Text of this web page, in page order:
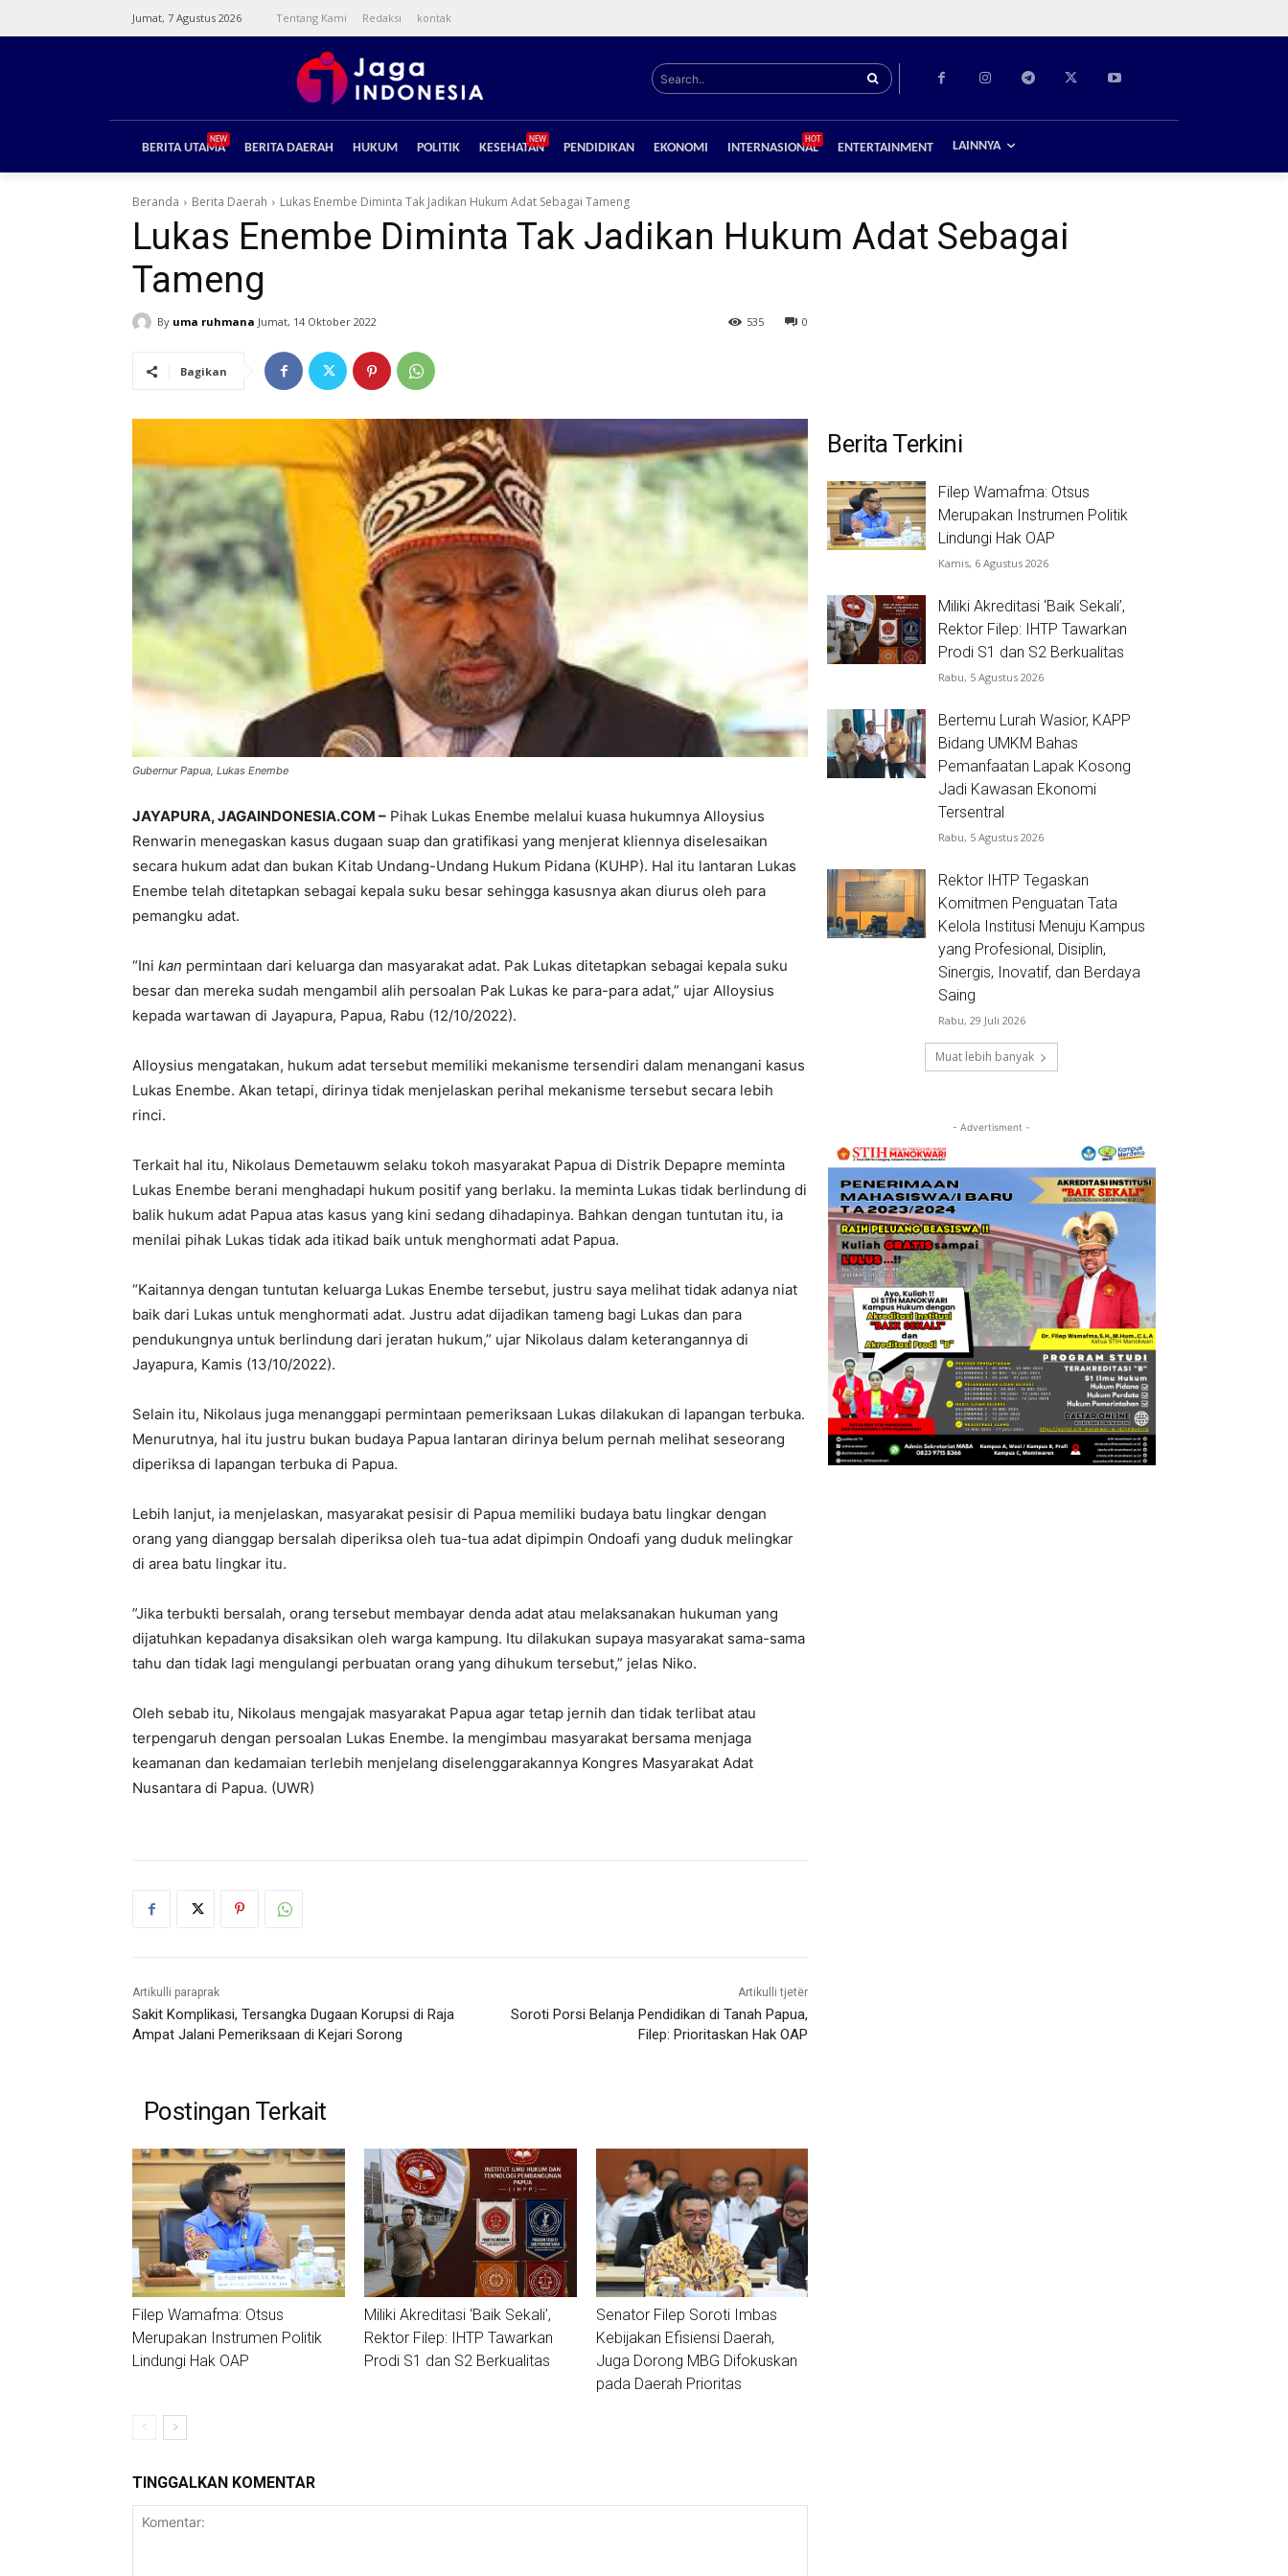
Jumat, 7 Agustus 2026 Tentang Kami Redaksi kontak
Search..
BERITA UTAMA
NEW
BERITA DAERAH HUKUM POLITIK KESEHATAN
NEW
PENDIDIKAN EKONOMI INTERNASIONAL
HOT
ENTERTAINMENT LAINNYA
Beranda Berita Daerah Lukas Enembe Diminta Tak Jadikan Hukum Adat Sebagai Tameng
Lukas Enembe Diminta Tak Jadikan Hukum Adat Sebagai
Tameng
By uma ruhmana Jumat, 14 Oktober 2022 0
535
Bagikan
Gubernur Papua, Lukas Enembe
JAYAPURA, JAGAINDONESIA.COM – Pihak Lukas Enembe melalui kuasa hukumnya Alloysius
Renwarin menegaskan kasus dugaan suap dan gratifikasi yang menjerat kliennya diselesaikan
secara hukum adat dan bukan Kitab Undang-Undang Hukum Pidana (KUHP). Hal itu lantaran Lukas
Enembe telah ditetapkan sebagai kepala suku besar sehingga kasusnya akan diurus oleh para
pemangku adat.
“Ini kan permintaan dari keluarga dan masyarakat adat. Pak Lukas ditetapkan sebagai kepala suku
besar dan mereka sudah mengambil alih persoalan Pak Lukas ke para-para adat,” ujar Alloysius
kepada wartawan di Jayapura, Papua, Rabu (12/10/2022).
Alloysius mengatakan, hukum adat tersebut memiliki mekanisme tersendiri dalam menangani kasus
Lukas Enembe. Akan tetapi, dirinya tidak menjelaskan perihal mekanisme tersebut secara lebih
rinci.
Terkait hal itu, Nikolaus Demetauwm selaku tokoh masyarakat Papua di Distrik Depapre meminta
Lukas Enembe berani menghadapi hukum positif yang berlaku. Ia meminta Lukas tidak berlindung di
balik hukum adat Papua atas kasus yang kini sedang dihadapinya. Bahkan dengan tuntutan itu, ia
menilai pihak Lukas tidak ada itikad baik untuk menghormati adat Papua.
“Kaitannya dengan tuntutan keluarga Lukas Enembe tersebut, justru saya melihat tidak adanya niat
baik dari Lukas untuk menghormati adat. Justru adat dijadikan tameng bagi Lukas dan para
pendukungnya untuk berlindung dari jeratan hukum,” ujar Nikolaus dalam keterangannya di
Jayapura, Kamis (13/10/2022).
Selain itu, Nikolaus juga menanggapi permintaan pemeriksaan Lukas dilakukan di lapangan terbuka.
Menurutnya, hal itu justru bukan budaya Papua lantaran dirinya belum pernah melihat seseorang
diperiksa di lapangan terbuka di Papua.
Lebih lanjut, ia menjelaskan, masyarakat pesisir di Papua memiliki budaya batu lingkar dengan
orang yang dianggap bersalah diperiksa oleh tua-tua adat dipimpin Ondoafi yang duduk melingkar
di area batu lingkar itu.
”Jika terbukti bersalah, orang tersebut membayar denda adat atau melaksanakan hukuman yang
dijatuhkan kepadanya disaksikan oleh warga kampung. Itu dilakukan supaya masyarakat sama-sama
tahu dan tidak lagi mengulangi perbuatan orang yang dihukum tersebut,” jelas Niko.
Oleh sebab itu, Nikolaus mengajak masyarakat Papua agar tetap jernih dan tidak terlibat atau
terpengaruh dengan persoalan Lukas Enembe. Ia mengimbau masyarakat bersama menjaga
keamanan dan kedamaian terlebih menjelang diselenggarakannya Kongres Masyarakat Adat
Nusantara di Papua. (UWR)
Artikulli paraprak
Sakit Komplikasi, Tersangka Dugaan Korupsi di Raja
Ampat Jalani Pemeriksaan di Kejari Sorong
Artikulli tjetër
Soroti Porsi Belanja Pendidikan di Tanah Papua,
Filep: Prioritaskan Hak OAP
Postingan Terkait
Filep Wamafma: Otsus
Merupakan Instrumen Politik
Lindungi Hak OAP
Miliki Akreditasi ‘Baik Sekali’,
Rektor Filep: IHTP Tawarkan
Prodi S1 dan S2 Berkualitas
Senator Filep Soroti Imbas
Kebijakan Efisiensi Daerah,
Juga Dorong MBG Difokuskan
pada Daerah Prioritas
TINGGALKAN KOMENTAR
Berita Terkini
Filep Wamafma: Otsus
Merupakan Instrumen Politik
Lindungi Hak OAP
Kamis, 6 Agustus 2026
Miliki Akreditasi ‘Baik Sekali’,
Rektor Filep: IHTP Tawarkan
Prodi S1 dan S2 Berkualitas
Rabu, 5 Agustus 2026
Bertemu Lurah Wasior, KAPP
Bidang UMKM Bahas
Pemanfaatan Lapak Kosong
Jadi Kawasan Ekonomi
Tersentral
Rabu, 5 Agustus 2026
Rektor IHTP Tegaskan
Komitmen Penguatan Tata
Kelola Institusi Menuju Kampus
yang Profesional, Disiplin,
Sinergis, Inovatif, dan Berdaya
Saing
Rabu, 29 Juli 2026
Muat lebih banyak
- Advertisment -